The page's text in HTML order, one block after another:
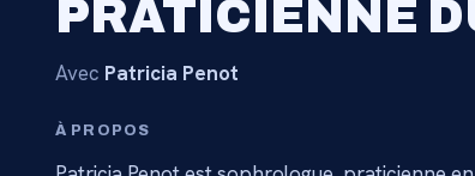
Connectez-vous via votre lien
PRATICIENNE
Avec Patricia Penot
À PROPOS